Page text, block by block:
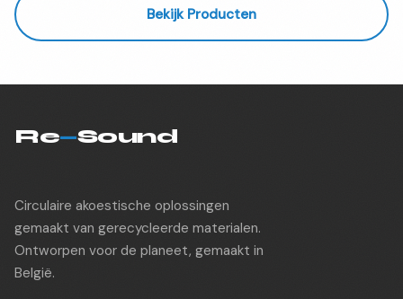
Bekijk Producten
Re—Sound
Circulaire akoestische oplossingen
gemaakt van gerecycleerde materialen.
Ontworpen voor de planeet, gemaakt in
België.